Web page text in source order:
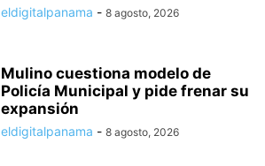
eldigitalpanama - 8 agosto, 2026
Mulino cuestiona modelo de
Policía Municipal y pide frenar su
expansión
eldigitalpanama - 8 agosto, 2026